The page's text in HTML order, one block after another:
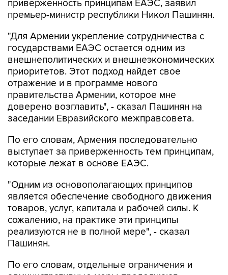
"Для Армении укрепление сотрудничества с
внешнеполитических и внешнеэкономических
приоритетов. Этот подход найдет свое
отражение и в программе нового
правительства Армении, которое мне
доверено возглавить", - сказал Пашинян на
заседании Евразийского межправсовета.
По его словам, Армения последовательно
которые лежат в основе ЕАЭС.
"Одним из основополагающих принципов
товаров, услуг, капитала и рабочей силы. К
сожалению, на практике эти принципы
реализуются не в полной мере", - сказал
Пашинян.
По его словам, отдельные ограничения и
препятствовать функционированию общего